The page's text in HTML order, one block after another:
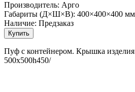
Производитель: Арго
Габариты (Д×Ш×В): 400×400×400 мм
Наличие: Предзаказ
Пуф с контейнером. Крышка изделия
500х500h450/